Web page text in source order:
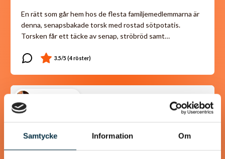
Samtycke Information Om
En rätt som går hem hos de flesta familjemedlemmarna är
denna, senapsbakade torsk med rostad sötpotatis.
Torsken får ett täcke av senap, ströbröd samt…